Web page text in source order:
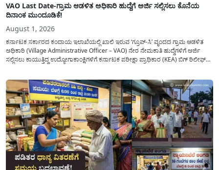
VAO Last Date-ಗ್ರಾಮ ಆಡಳಿತ ಅಧಿಕಾರಿ ಹುದ್ದೆಗೆ ಅರ್ಜಿ ಸಲ್ಲಿಸಲು ಕೊನೆಯ
ದಿನಾಂಕ ಮುಂದೂಡಿಕೆ!
August 1, 2026
ಕರ್ನಾಟಕ ಸರ್ಕಾರದ ಕಂದಾಯ ಇಲಾಖೆಯಲ್ಲಿ ಖಾಲಿ ಇರುವ ‘ಗ್ರೂಪ್-ಸಿ’ ವೃಂದದ ಗ್ರಾಮ ಆಡಳಿತ
ಅಧಿಕಾರಿ (Village Administrative Officer – VAO) ನೇರ ನೇಮಕಾತಿ ಹುದ್ದೆಗಳಿಗೆ ಅರ್ಜಿ
ಸಲ್ಲಿಸಲು ಕಾಯುತ್ತಿದ್ದ ಉದ್ಯೋಗಾಕಾಂಕ್ಷಿಗಳಿಗೆ ಕರ್ನಾಟಕ ಪರೀಕ್ಷಾ ಪ್ರಾಧಿಕಾರ (KEA) ಬಿಗ್ ರಿಲೀಫ್